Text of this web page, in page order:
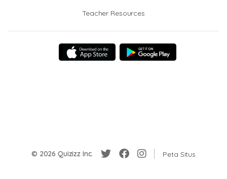
Teacher Resources
© 2026 Quizizz Inc. Peta Situs